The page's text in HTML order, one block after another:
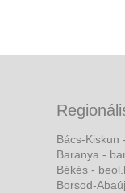
Bács-Kiskun
Baranya -
Békés -
Borsod-